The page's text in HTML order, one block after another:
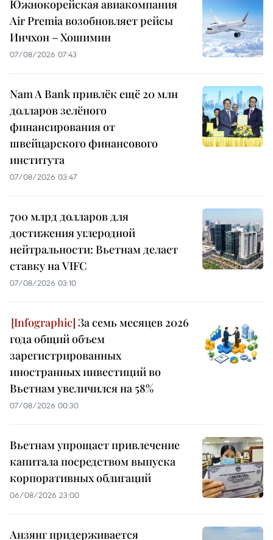
Южнокорейская авиакомпания
Air Premia возобновляет рейсы
Инчхон – Хошимин
07/08/2026 07:43
Nam A Bank привлёк ещё 20 млн
долларов зелёного
финансирования от
швейцарского финансового
института
07/08/2026 03:47
700 млрд долларов для
достижения углеродной
нейтральности: Вьетнам делает
ставку на VIFC
07/08/2026 03:10
За семь месяцев 2026
года общий объем
зарегистрированных
иностранных инвестиций во
Вьетнам увеличился на 58%
07/08/2026 00:30
Вьетнам упрощает привлечение
капитала посредством выпуска
корпоративных облигаций
06/08/2026 23:00
Анзянг придерживается